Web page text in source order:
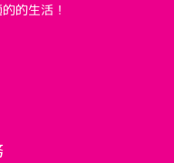
的生活！